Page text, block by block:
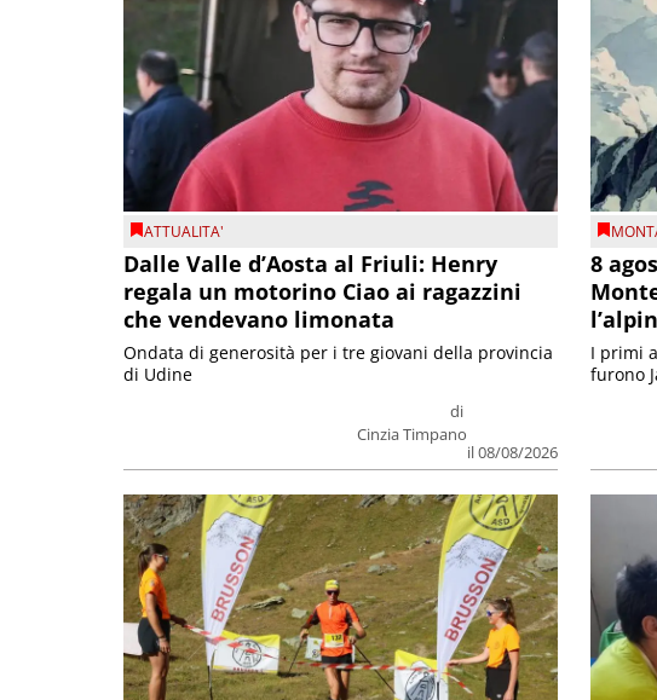
ATTUALITA'
Dalle Valle d’Aosta al Friuli: Henry
regala un motorino Ciao ai ragazzini
che vendevano limonata
di
Cinzia Timpano
il 08/08/2026
Ondata di generosità per i tre giovani della provincia
di Udine
8
I primi
furono